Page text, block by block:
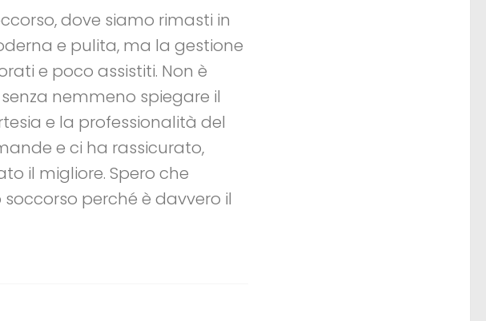
dove siamo rimasti in
e pulita, ma la gestione
e poco assistiti. Non è
nemmeno spiegare il
e la professionalità del
e ci ha rassicurato,
il migliore. Spero che
perché è davvero il